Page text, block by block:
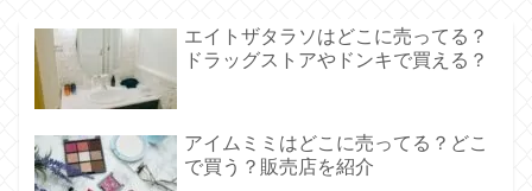
エイトザタラソはどこに売ってる？
ドラッグストアやドンキで買える？
アイムミミはどこに売ってる？どこ
で買う？販売店を紹介